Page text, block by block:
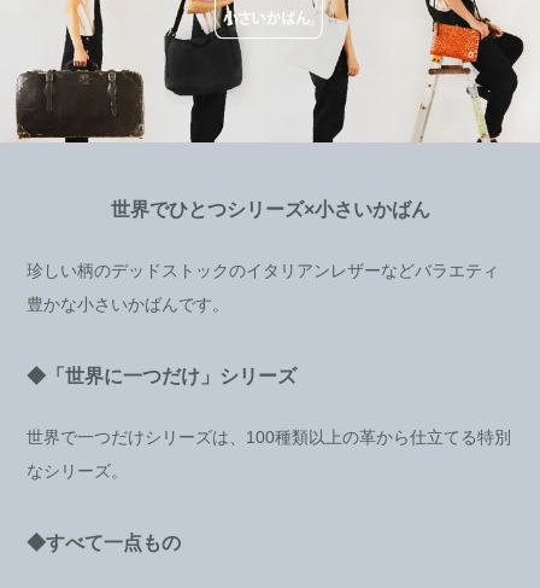
世界でひとつシリーズ×小さいかばん
珍しい柄のデッドストックのイタリアンレザーなどバラエティ
豊かな小さいかばんです。
◆「世界に一つだけ」シリーズ
世界で一つだけシリーズは、100種類以上の革から仕立てる特別
なシリーズ。
◆すべて一点もの